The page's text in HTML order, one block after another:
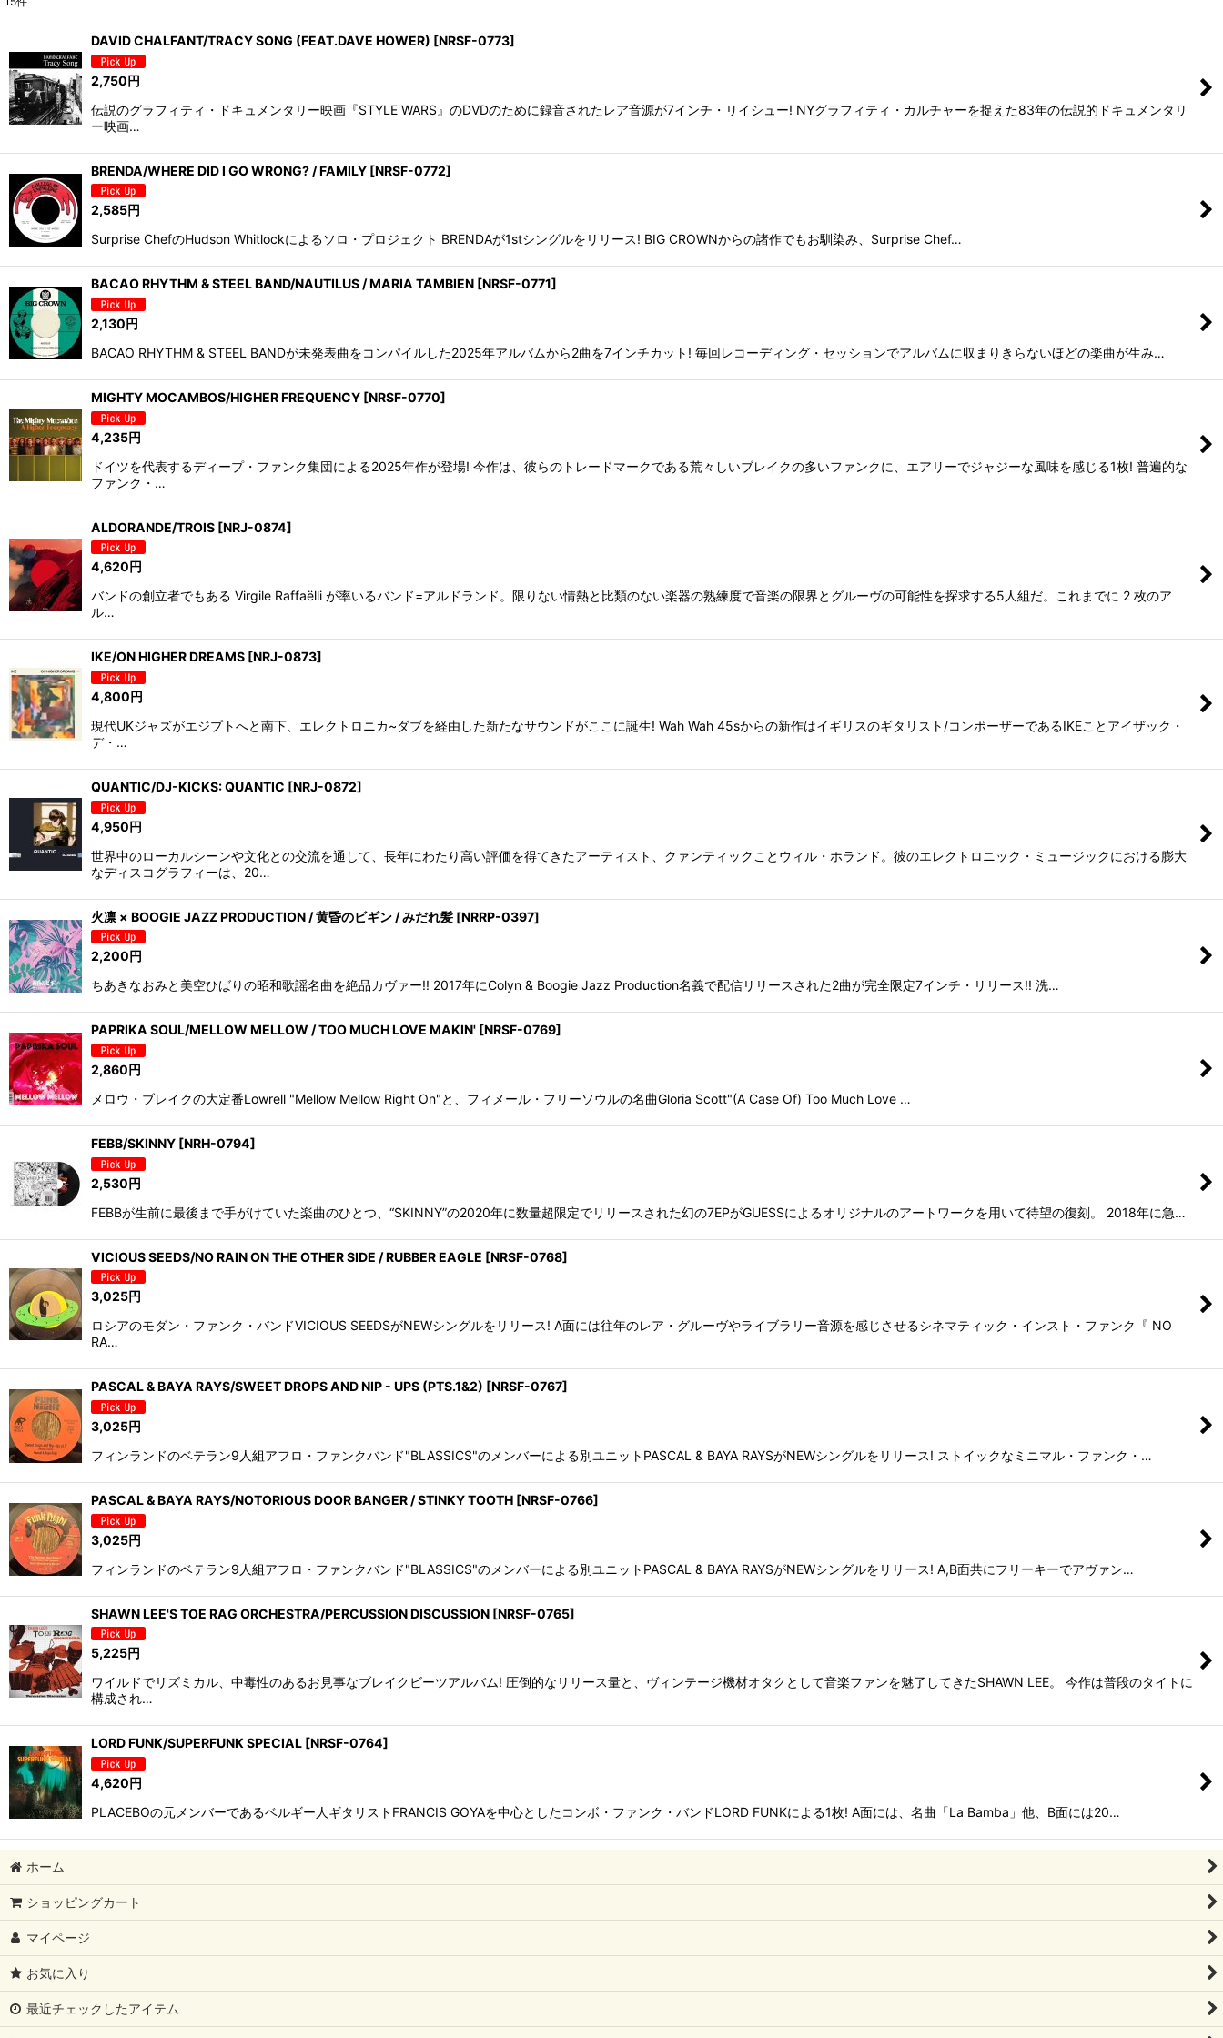
並び順:
絞り込む
DAVID CHALFANT/TRACY SONG (FEAT.DAVE HOWER) [NRSF-0773]
2,750円
伝説のグラフィティ・ドキュメンタリー映画『STYLE WARS』のDVDのために録音されたレア音源が7インチ・リイシュー! NYグラフィティ・カルチャーを捉えた83年の伝説的ドキュメンタリ
ー映画…
BRENDA/WHERE DID I GO WRONG? / FAMILY [NRSF-0772]
2,585円
Surprise ChefのHudson Whitlockによるソロ・プロジェクト BRENDAが1stシングルをリリース! BIG CROWNからの諸作でもお馴染み、Surprise Chef…
BACAO RHYTHM & STEEL BAND/NAUTILUS / MARIA TAMBIEN [NRSF-0771]
2,130円
BACAO RHYTHM & STEEL BANDが未発表曲をコンパイルした2025年アルバムから2曲を7インチカット! 毎回レコーディング・セッションでアルバムに収まりきらないほどの楽曲が生み…
MIGHTY MOCAMBOS/HIGHER FREQUENCY [NRSF-0770]
4,235円
ドイツを代表するディープ・ファンク集団による2025年作が登場! 今作は、彼らのトレードマークである荒々しいブレイクの多いファンクに、エアリーでジャジーな風味を感じる1枚! 普遍的な
ファンク・…
ALDORANDE/TROIS [NRJ-0874]
4,620円
バンドの創立者でもある Virgile Raffaëlli が率いるバンド=アルドランド。限りない情熱と比類のない楽器の熟練度で音楽の限界とグルーヴの可能性を探求する5人組だ。これまでに 2 枚のア
ル…
IKE/ON HIGHER DREAMS [NRJ-0873]
4,800円
現代UKジャズがエジプトへと南下、エレクトロニカ~ダブを経由した新たなサウンドがここに誕生! Wah Wah 45sからの新作はイギリスのギタリスト/コンポーザーであるIKEことアイザック・
デ・…
QUANTIC/DJ-KICKS: QUANTIC [NRJ-0872]
4,950円
世界中のローカルシーンや文化との交流を通して、長年にわたり高い評価を得てきたアーティスト、クァンティックことウィル・ホランド。彼のエレクトロニック・ミュージックにおける膨大
なディスコグラフィーは、20…
火凛 × BOOGIE JAZZ PRODUCTION / 黄昏のビギン / みだれ髪 [NRRP-0397]
2,200円
ちあきなおみと美空ひばりの昭和歌謡名曲を絶品カヴァー!! 2017年にColyn & Boogie Jazz Production名義で配信リリースされた2曲が完全限定7インチ・リリース!! 洗…
PAPRIKA SOUL/MELLOW MELLOW / TOO MUCH LOVE MAKIN' [NRSF-0769]
2,860円
メロウ・ブレイクの大定番Lowrell "Mellow Mellow Right On"と、フィメール・フリーソウルの名曲Gloria Scott"(A Case Of) Too Much Love …
FEBB/SKINNY [NRH-0794]
2,530円
FEBBが生前に最後まで手がけていた楽曲のひとつ、“SKINNY”の2020年に数量超限定でリリースされた幻の7EPがGUESSによるオリジナルのアートワークを用いて待望の復刻。 2018年に急…
VICIOUS SEEDS/NO RAIN ON THE OTHER SIDE / RUBBER EAGLE [NRSF-0768]
3,025円
ロシアのモダン・ファンク・バンドVICIOUS SEEDSがNEWシングルをリリース! A面には往年のレア・グルーヴやライブラリー音源を感じさせるシネマティック・インスト・ファンク『 NO
RA…
PASCAL & BAYA RAYS/SWEET DROPS AND NIP - UPS (PTS.1&2) [NRSF-0767]
3,025円
フィンランドのベテラン9人組アフロ・ファンクバンド"BLASSICS"のメンバーによる別ユニットPASCAL & BAYA RAYSがNEWシングルをリリース! ストイックなミニマル・ファンク・…
PASCAL & BAYA RAYS/NOTORIOUS DOOR BANGER / STINKY TOOTH [NRSF-0766]
3,025円
フィンランドのベテラン9人組アフロ・ファンクバンド"BLASSICS"のメンバーによる別ユニットPASCAL & BAYA RAYSがNEWシングルをリリース! A,B面共にフリーキーでアヴァン…
SHAWN LEE'S TOE RAG ORCHESTRA/PERCUSSION DISCUSSION [NRSF-0765]
5,225円
ワイルドでリズミカル、中毒性のあるお見事なブレイクビーツアルバム! 圧倒的なリリース量と、ヴィンテージ機材オタクとして音楽ファンを魅了してきたSHAWN LEE。 今作は普段のタイトに
構成され…
LORD FUNK/SUPERFUNK SPECIAL [NRSF-0764]
4,620円
PLACEBOの元メンバーであるベルギー人ギタリストFRANCIS GOYAを中心としたコンボ・ファンク・バンドLORD FUNKによる1枚! A面には、名曲「La Bamba」他、B面には20…
ホーム
ショッピングカート
マイページ
お気に入り
最近チェックしたアイテム